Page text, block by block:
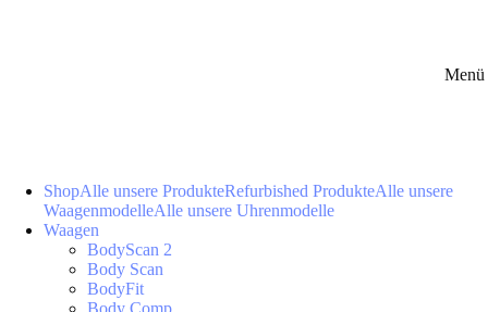
Menü
ShopAlle unsere ProdukteRefurbished ProdukteAlle unsere
WaagenmodelleAlle unsere Uhrenmodelle
Waagen
BodyScan 2
Body Scan
BodyFit
Body Comp